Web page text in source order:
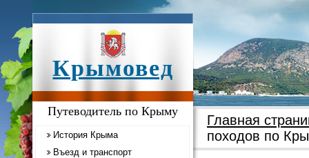
Крымовед
Путеводитель по Крыму
История Крыма
Въезд и транспорт
Главная
походов по